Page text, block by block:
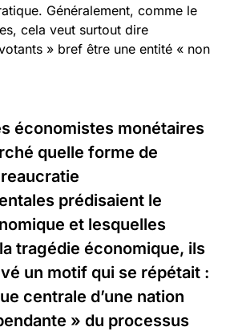
Généralement, comme le
cela veut surtout dire
» bref être une entité « non
économistes monétaires
quelle forme de
prédisaient le
et lesquelles
tragédie économique, ils
un motif qui se répétait :
centrale d’une nation
» du processus